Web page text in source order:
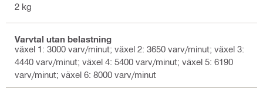
2 kg
Varvtal utan belastning
växel 1: 3000 varv/minut; växel 2: 3650 varv/minut; växel 3:
4440 varv/minut; växel 4: 5400 varv/minut; växel 5: 6190
varv/minut; växel 6: 8000 varv/minut